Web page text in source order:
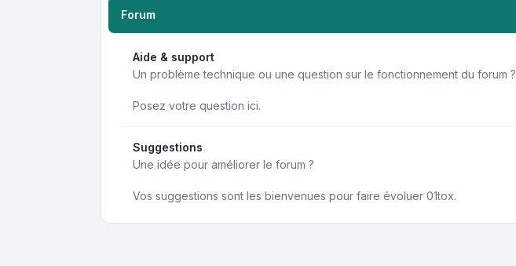
Forum
Aide & support
Un problème technique ou une question sur le fonctionnement du forum ?
Posez votre question ici.
Suggestions
Une idée pour améliorer le forum ?
Vos suggestions sont les bienvenues pour faire évoluer 01tox.